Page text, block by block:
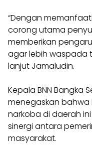
“Dengan
corong utama
memberikan
agar lebih waspada
lanjut Jamaludin.
Kepala BNN Bangka
menegaskan
narkoba di daerah
sinergi antara
masyarakat.